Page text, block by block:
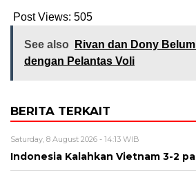
Post Views: 505
See also
Rivan dan Dony
dengan Pelantas Voli
BERITA TERKAIT
Saturday, 8 August 2026 - 14:13 WIB
Indonesia Kalahkan Vietnam 3-2